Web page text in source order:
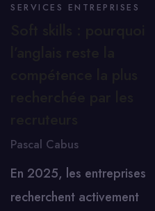
SERVICES ENTREPRISES
Pascal Cabus
En 2025, les entreprises
recherchent activement